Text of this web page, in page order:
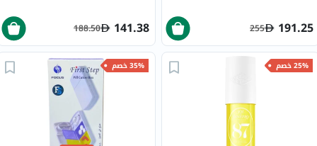
191.25
255
141.38
188.50
25% خصم 35% خصم